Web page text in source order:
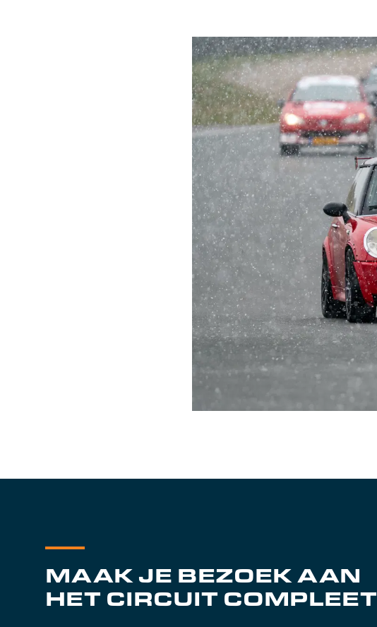
MAAK JE BEZOEK AAN
HET CIRCUIT COMPLEET